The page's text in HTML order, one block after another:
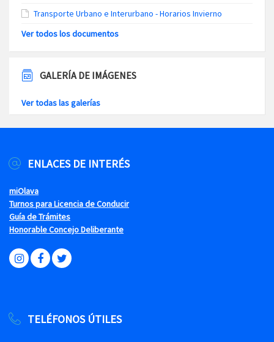
Transporte Urbano e Interurbano - Horarios Invierno
Ver todos los documentos
GALERÍA DE IMÁGENES
Ver todas las galerías
ENLACES DE INTERÉS
miOlava
Turnos para Licencia de Conducir
Guía de Trámites
Honorable Concejo Deliberante
TELÉFONOS ÚTILES